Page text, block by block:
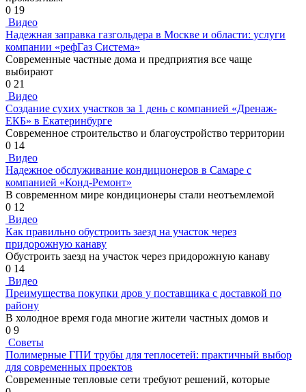
0 19
Видео
Надежная заправка газгольдера в Москве и области: услуги
компании «рефГаз Система»
Современные частные дома и предприятия все чаще
выбирают
0 21
Видео
Создание сухих участков за 1 день с компанией «Дренаж-
ЕКБ» в Екатеринбурге
Современное строительство и благоустройство территории
0 14
Видео
Надежное обслуживание кондиционеров в Самаре с
компанией «Конд-Ремонт»
В современном мире кондиционеры стали неотъемлемой
0 12
Видео
Как правильно обустроить заезд на участок через
придорожную канаву
Обустроить заезд на участок через придорожную канаву
0 14
Видео
Преимущества покупки дров у поставщика с доставкой по
району
В холодное время года многие жители частных домов и
0 9
Советы
Полимерные ГПИ трубы для теплосетей: практичный выбор
для современных проектов
Современные тепловые сети требуют решений, которые